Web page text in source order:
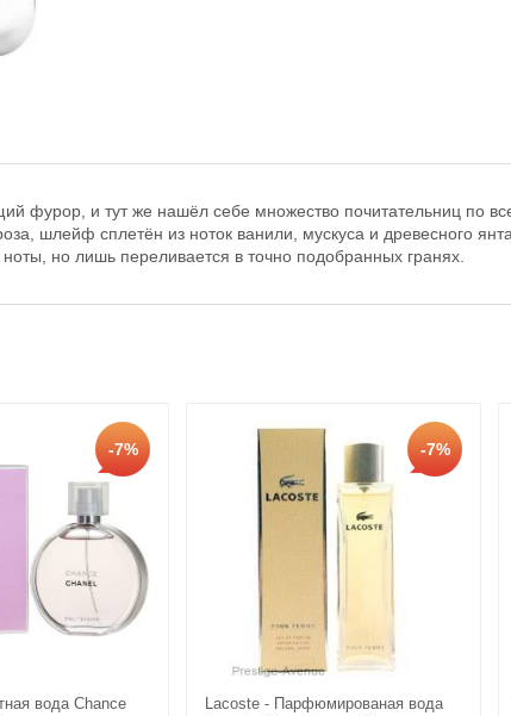
фурор, и тут же нашёл себе множество почитательниц по
шлейф сплетён из ноток ванили, мускуса и древесного
но лишь переливается в точно подобранных гранях.
-7%
вода Сhаnce
-7%
Lacoste - Парфюмированая вода